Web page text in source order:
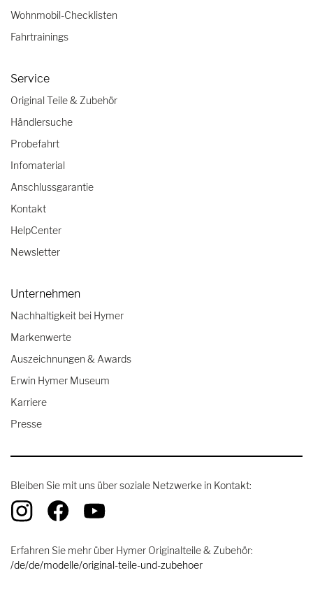
Wohnmobil-Checklisten
Fahrtrainings
Service
Original Teile & Zubehör
Händlersuche
Probefahrt
Infomaterial
Anschlussgarantie
Kontakt
HelpCenter
Newsletter
Unternehmen
Nachhaltigkeit bei Hymer
Markenwerte
Auszeichnungen & Awards
Erwin Hymer Museum
Karriere
Presse
Bleiben Sie mit uns über soziale Netzwerke in Kontakt:
Erfahren Sie mehr über Hymer Originalteile & Zubehör:
/de/de/modelle/original-teile-und-zubehoer